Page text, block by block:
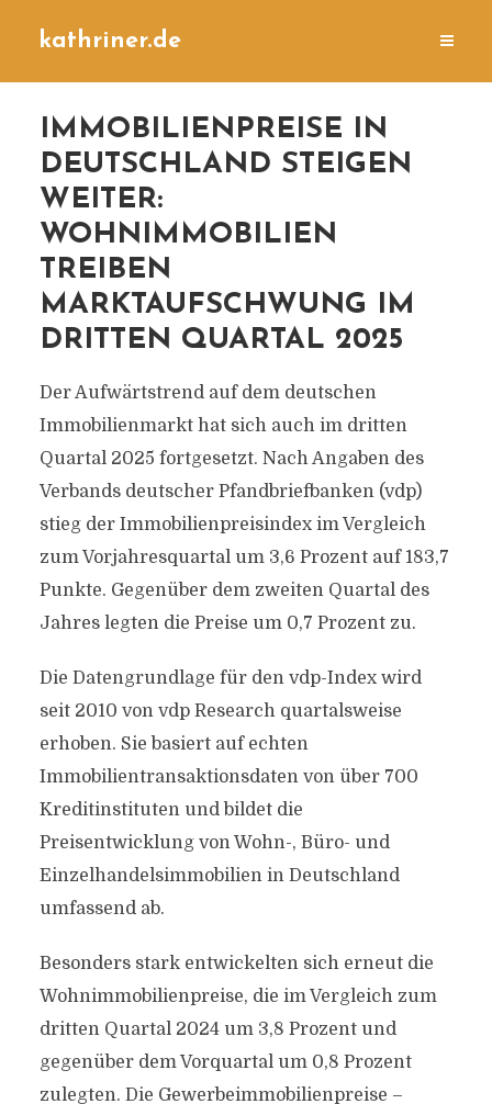
kathriner.de
IMMOBILIENPREISE IN
DEUTSCHLAND STEIGEN
WEITER:
WOHNIMMOBILIEN
TREIBEN
MARKTAUFSCHWUNG IM
DRITTEN QUARTAL 2025
Der Aufwärtstrend auf dem deutschen
Immobilienmarkt hat sich auch im dritten
Quartal 2025 fortgesetzt. Nach Angaben des
Verbands deutscher Pfandbriefbanken (vdp)
stieg der Immobilienpreisindex im Vergleich
zum Vorjahresquartal um 3,6 Prozent auf 183,7
Punkte. Gegenüber dem zweiten Quartal des
Jahres legten die Preise um 0,7 Prozent zu.
Die Datengrundlage für den vdp-Index wird
seit 2010 von vdp Research quartalsweise
erhoben. Sie basiert auf echten
Immobilientransaktionsdaten von über 700
Kreditinstituten und bildet die
Preisentwicklung von Wohn-, Büro- und
Einzelhandelsimmobilien in Deutschland
umfassend ab.
Besonders stark entwickelten sich erneut die
Wohnimmobilienpreise, die im Vergleich zum
dritten Quartal 2024 um 3,8 Prozent und
gegenüber dem Vorquartal um 0,8 Prozent
zulegten. Die Gewerbeimmobilienpreise –